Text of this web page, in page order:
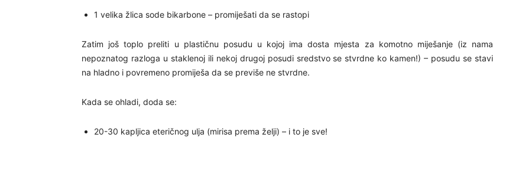
1 velika žlica sode bikarbone – promiješati da se rastopi
Zatim još toplo preliti u plastičnu posudu u kojoj ima dosta mjesta za komotno miješanje (iz nama
nepoznatog razloga u staklenoj ili nekoj drugoj posudi sredstvo se stvrdne ko kamen!) – posudu se stavi
na hladno i povremeno promiješa da se previše ne stvrdne.
Kada se ohladi, doda se:
20-30 kapljica eteričnog ulja (mirisa prema želji) – i to je sve!